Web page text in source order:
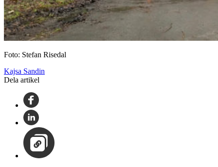
Foto: Stefan Risedal
Kajsa Sandin
Dela artikel